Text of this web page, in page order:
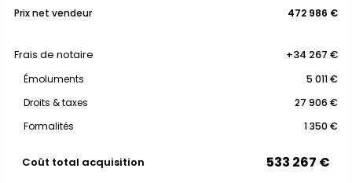
Prix net vendeur
472 986 €
Frais de notaire +34 267 €
Émoluments
5 011 €
Droits & taxes
27 906 €
Formalités
1 350 €
Coût total acquisition 533 267 €